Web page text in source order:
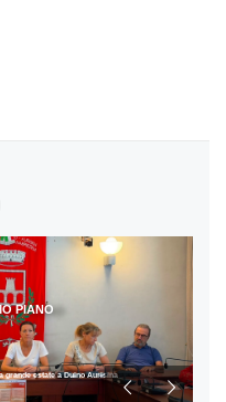
grande estate a Duino Aurisina
PIANO